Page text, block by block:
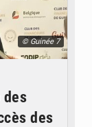
© Guinée 7
des
des